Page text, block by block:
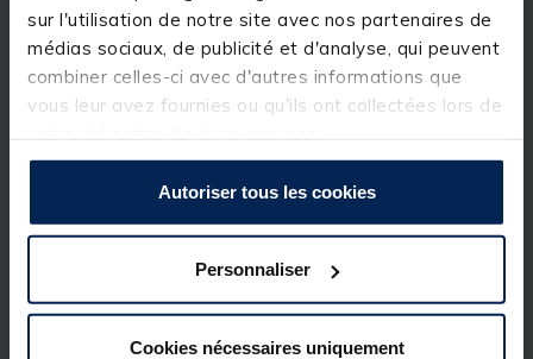
sur l'utilisation de notre site avec nos partenaires de
médias sociaux, de publicité et d'analyse, qui peuvent
combiner celles-ci avec d'autres informations que
vous leur avez fournies ou qu'ils ont collectées lors de
Autoriser tous les cookies
Personnaliser
Cookies nécessaires uniquement
pour plus de solidité
• Entièrement compatible avec toutes nos
piques de 12 mm
• Les pieds sont compatibles avec les
Poles si une élévation supplémentaire est
SPÉCIFICATIONS TECHNIQUES: